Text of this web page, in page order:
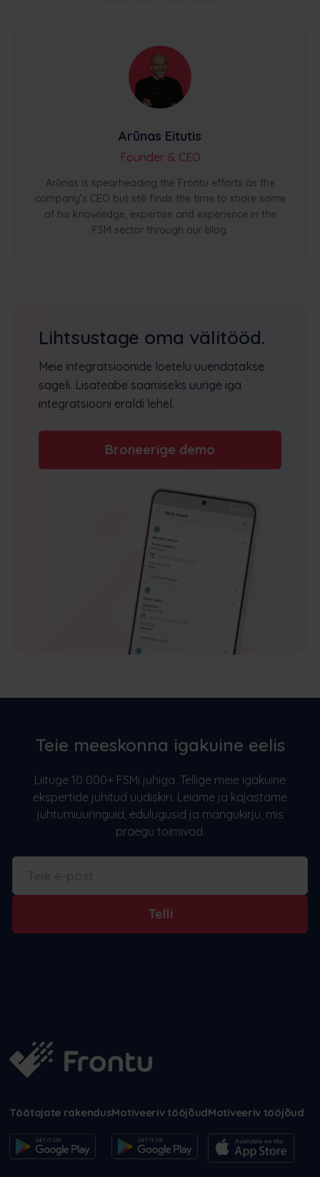
Arūnas Eitutis
Founder & CEO
Arūnas is spearheading the Frontu efforts as the
company’s CEO but still finds the time to share some
of his knowledge, expertise and experience in the
FSM sector through our blog.
Lihtsustage oma välitööd.
Meie integratsioonide loetelu uuendatakse
sageli. Lisateabe saamiseks uurige iga
integratsiooni eraldi lehel.
Broneerige demo
Teie meeskonna igakuine eelis
Liituge 10 000+ FSMi juhiga. Tellige meie igakuine
ekspertide juhitud uudiskiri. Leiame ja kajastame
juhtumiuuringuid, edulugusid ja mängukirju, mis
praegu toimivad.
Telli
Töötajate rakendusMotiveeriv tööjõudMotiveeriv tööjõud